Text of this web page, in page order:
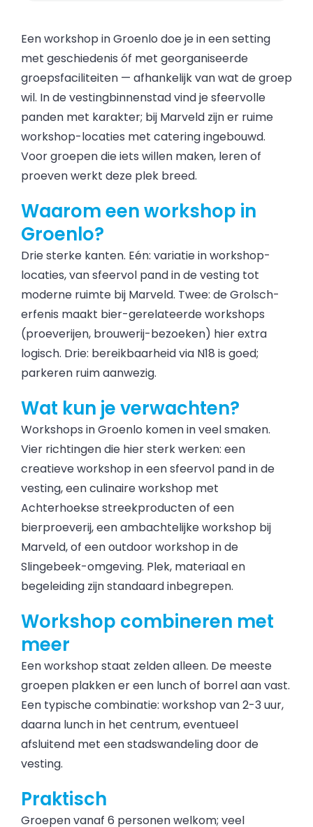
Een workshop in Groenlo doe je in een setting
met geschiedenis óf met georganiseerde
groepsfaciliteiten — afhankelijk van wat de groep
wil. In de vestingbinnenstad vind je sfeervolle
panden met karakter; bij Marveld zijn er ruime
workshop-locaties met catering ingebouwd.
Voor groepen die iets willen maken, leren of
proeven werkt deze plek breed.
Waarom een workshop in
Groenlo?
Drie sterke kanten. Eén: variatie in workshop-
locaties, van sfeervol pand in de vesting tot
moderne ruimte bij Marveld. Twee: de Grolsch-
erfenis maakt bier-gerelateerde workshops
(proeverijen, brouwerij-bezoeken) hier extra
logisch. Drie: bereikbaarheid via N18 is goed;
parkeren ruim aanwezig.
Wat kun je verwachten?
Workshops in Groenlo komen in veel smaken.
Vier richtingen die hier sterk werken: een
creatieve workshop in een sfeervol pand in de
vesting, een culinaire workshop met
Achterhoekse streekproducten of een
bierproeverij, een ambachtelijke workshop bij
Marveld, of een outdoor workshop in de
Slingebeek-omgeving. Plek, materiaal en
begeleiding zijn standaard inbegrepen.
Workshop combineren met
meer
Een workshop staat zelden alleen. De meeste
groepen plakken er een lunch of borrel aan vast.
Een typische combinatie: workshop van 2-3 uur,
daarna lunch in het centrum, eventueel
afsluitend met een stadswandeling door de
vesting.
Praktisch
Groepen vanaf 6 personen welkom; veel